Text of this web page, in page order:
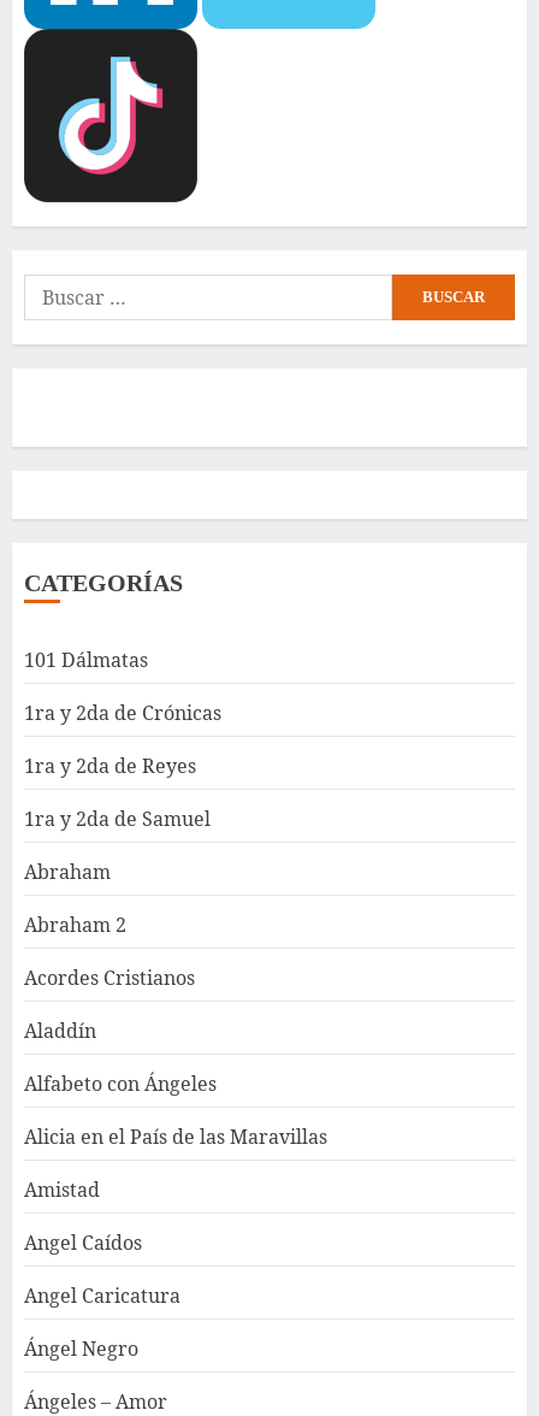
Buscar:
CATEGORÍAS
101 Dálmatas
1ra y 2da de Crónicas
1ra y 2da de Reyes
1ra y 2da de Samuel
Abraham
Abraham 2
Acordes Cristianos
Aladdín
Alfabeto con Ángeles
Alicia en el País de las Maravillas
Amistad
Angel Caídos
Angel Caricatura
Ángel Negro
Ángeles – Amor